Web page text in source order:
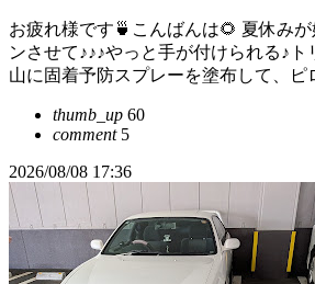
お疲れ様です🍵こんばんは🌻 夏休み
ンさせて♪♪♪やっと手が付けられる♪
山に固着予防スプレーを塗布して、ピ
thumb_up 60
comment5
2026/08/08 17:36